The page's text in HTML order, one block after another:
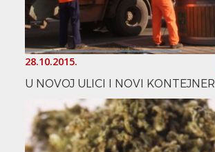
28.10.2015.
U NOVOJ ULICI I NOVI KONTEJNERI